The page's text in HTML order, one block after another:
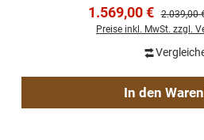
Verkaufspreis:
1.569,00 € Regulärer
2.039,00
Preise inkl. MwSt. zzgl.
In den